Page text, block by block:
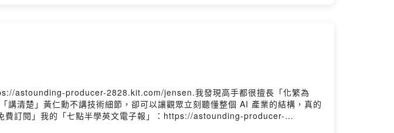
astounding-producer-2828.kit.com/jensen.我發現高手都很擅長「化繁為
清楚」黃仁勳不講技術細節，卻可以讓觀眾立刻聽懂整個 AI 產業的結構，真的
訂閱」我的「七點半學英文電子報」：https://astounding-producer-